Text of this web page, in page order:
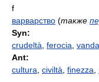
f
варварство (также
Syn:
crudeltà ferocia
Ant:
cultura civiltà finezza